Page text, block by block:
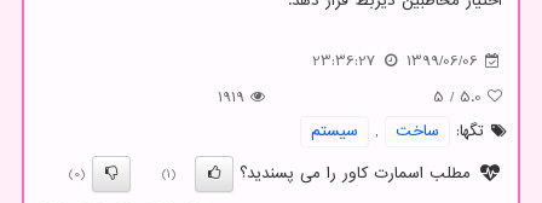
1399/06/06
23:36:27
5.0
/
5
1919
تگها:
ساخت ,
سیستم
مطلب اسمارت کاور را می پسندید؟
(1)
(0)